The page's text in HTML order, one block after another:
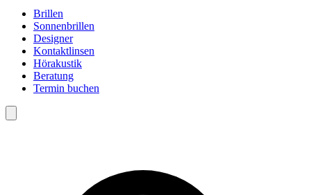
Brillen
Sonnenbrillen
Designer
Kontaktlinsen
Hörakustik
Beratung
Termin buchen